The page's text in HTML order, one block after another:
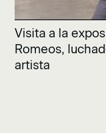
Visita a la
Romeos,
artista